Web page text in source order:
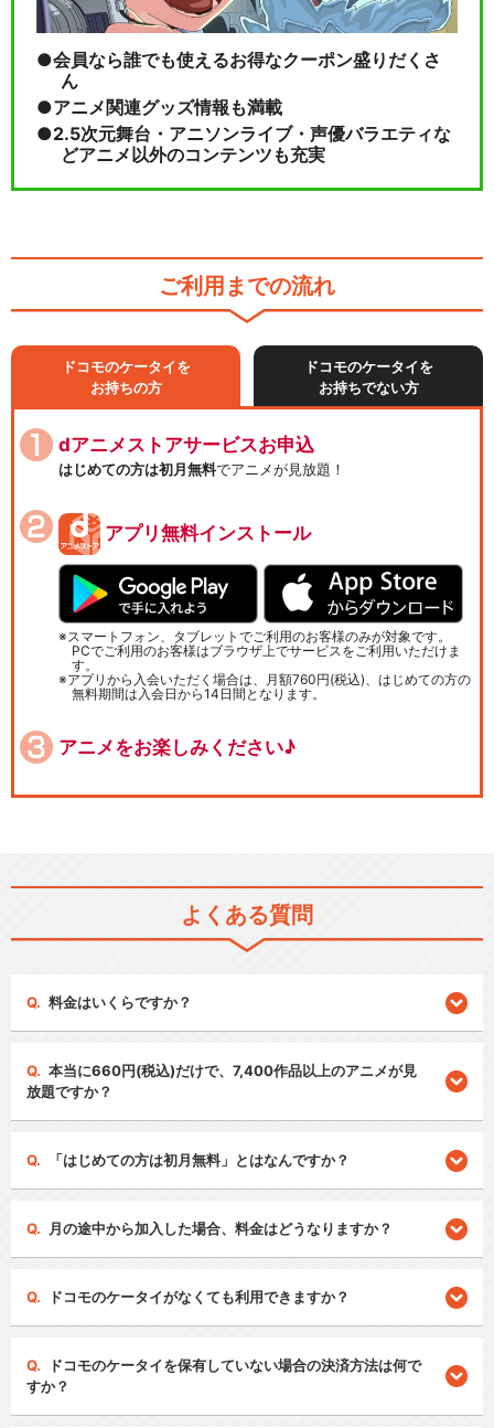
会員なら誰でも使えるお得なクーポン盛りだくさ
ん
アニメ関連グッズ情報も満載
2.5次元舞台・アニソンライブ・声優バラエティな
どアニメ以外のコンテンツも充実
ご利用までの流れ
ドコモのケータイを
お持ちの方
ドコモのケータイを
お持ちでない方
dアニメストアサービスお申込
はじめての方は初月無料でアニメが見放題！
アプリ無料インストール
スマートフォン、タブレットでご利用のお客様のみが対象です。
PCでご利用のお客様はブラウザ上でサービスをご利用いただけま
す。
アプリから入会いただく場合は、月額760円(税込)、はじめての方の
無料期間は入会日から14日間となります。
アニメをお楽しみください♪
よくある質問
料金はいくらですか？
本当に660円(税込)だけで、7,400作品以上のアニメが見
放題ですか？
「はじめての方は初月無料」とはなんですか？
月の途中から加入した場合、料金はどうなりますか？
ドコモのケータイがなくても利用できますか？
ドコモのケータイを保有していない場合の決済方法は何で
すか？